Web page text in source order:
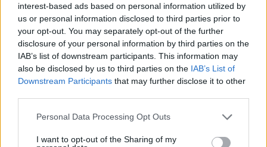
interest-based ads based on personal information utilized by
us or personal information disclosed to third parties prior to
your opt-out. You may separately opt-out of the further
disclosure of your personal information by third parties on the
IAB’s list of downstream participants. This information may
also be disclosed by us to third parties on the IAB’s List of
Downstream Participants that may further disclose it to other
Personal Data Processing Opt Outs
I want to opt-out of the Sharing of my
online tanfolyam erre kínál megoldást – gyakorlatorientált,
közérthető formában, élőben és interaktívan. Miért érdemes
részt venni? A képzés célja nem az, hogy elméleti
fogalmakkal fárasszon, hanem hogy megtanítson okosan
dönteni. A résztvevők képesek...
A keresett cikk a portfolio.hu hírarchívumához
tartozik, melynek olvasása előfizetéses